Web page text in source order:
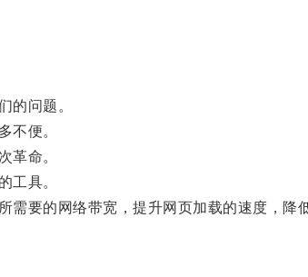
问题。
不便。
革命。
工具。
要的网络带宽，提升网页加载的速度，降